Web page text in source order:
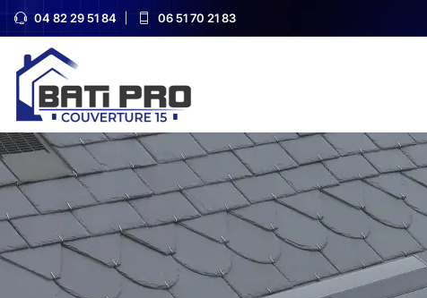
04 82 29 51 84 06 51 70 21 83